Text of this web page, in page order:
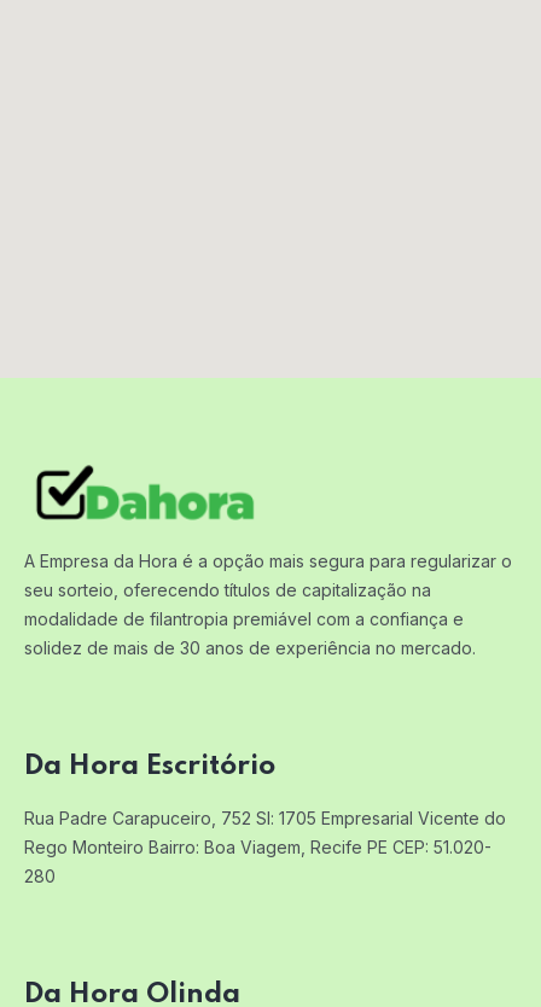
A Empresa da Hora é a opção mais segura para regularizar o
seu sorteio, oferecendo títulos de capitalização na
modalidade de filantropia premiável com a confiança e
solidez de mais de 30 anos de experiência no mercado.
Da Hora Escritório
Rua Padre Carapuceiro, 752 Sl: 1705 Empresarial Vicente do
Rego Monteiro Bairro: Boa Viagem, Recife PE CEP: 51.020-
280
Da Hora Olinda